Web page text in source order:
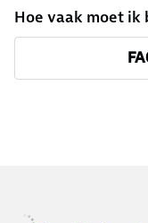
Hoe vaak moet ik